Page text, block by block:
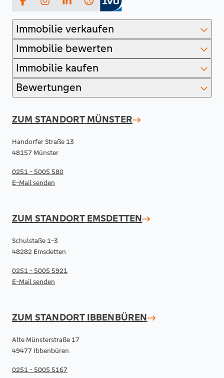
FacebookInstagramLinkedIn
Immobilie verkaufen
Immobilie bewerten
Immobilie kaufen
Bewertungen
ZUM STANDORT MÜNSTER
Handorfer Straße 13
48157 Münster
0251 - 5005 580
E-Mail senden
ZUM STANDORT EMSDETTEN
Schulstaße 1-3
48282 Emsdetten
0251 - 5005 5921
E-Mail senden
ZUM STANDORT IBBENBÜREN
Alte Münsterstraße 17
49477 Ibbenbüren
0251 - 5005 5167